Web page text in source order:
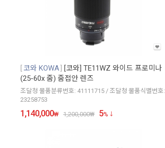
코와 KOWA
[코와] TE11WZ 와이드 프로미나
(25-60x 줌) 줌접안 렌즈
조달청 물품분류번호: 41111715 / 조달청 물품식별번호:
23258753
1,140,000₩ 1,200,000₩ 5%